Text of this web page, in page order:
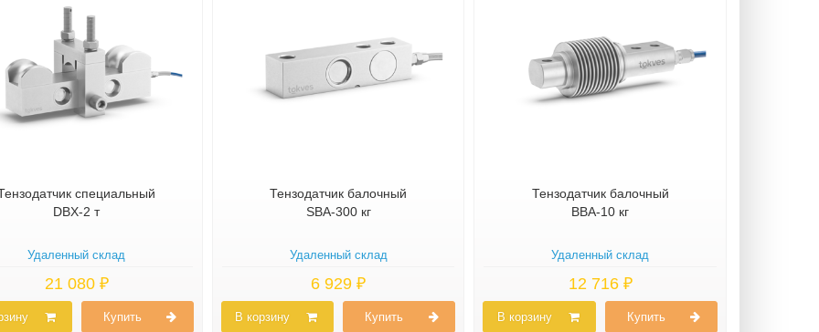
специальный
DBX-2 т
Удаленный склад
21 080 ₽
Купить
Тензодатчик балочный
SBA-300 кг
Удаленный склад
6 929 ₽
В корзину Купить
Тензодатчик балочный
BBA-10 кг
Удаленный склад
12 716 ₽
В корзину Купить